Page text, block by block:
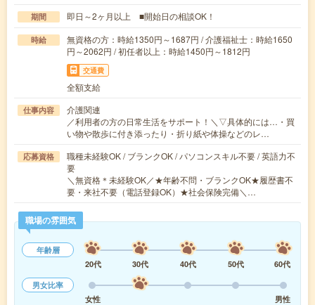
期間 即日～2ヶ月以上 ■開始日の相談OK！
時給
無資格の方：時給1350円～1687円 / 介護福祉士：時給1650
円～2062円 / 初任者以上：時給1450円～1812円
交通費
全額支給
仕事内容
介護関連
／利用者の方の日常生活をサポート！＼▽具体的には…・買
い物や散歩に付き添ったり・折り紙や体操などのレ…
応募資格
職種未経験OK / ブランクOK / パソコンスキル不要 / 英語力不
要
＼無資格＊未経験OK／★年齢不問・ブランクOK★履歴書不
要・来社不要（電話登録OK）★社会保険完備＼…
職場の雰囲気
年齢層
20代
30代 40代 50代
60代
男女比率
女性
男性